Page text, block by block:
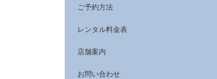
ご予約方法
レンタル料金表
店舗案内
お問い合わせ